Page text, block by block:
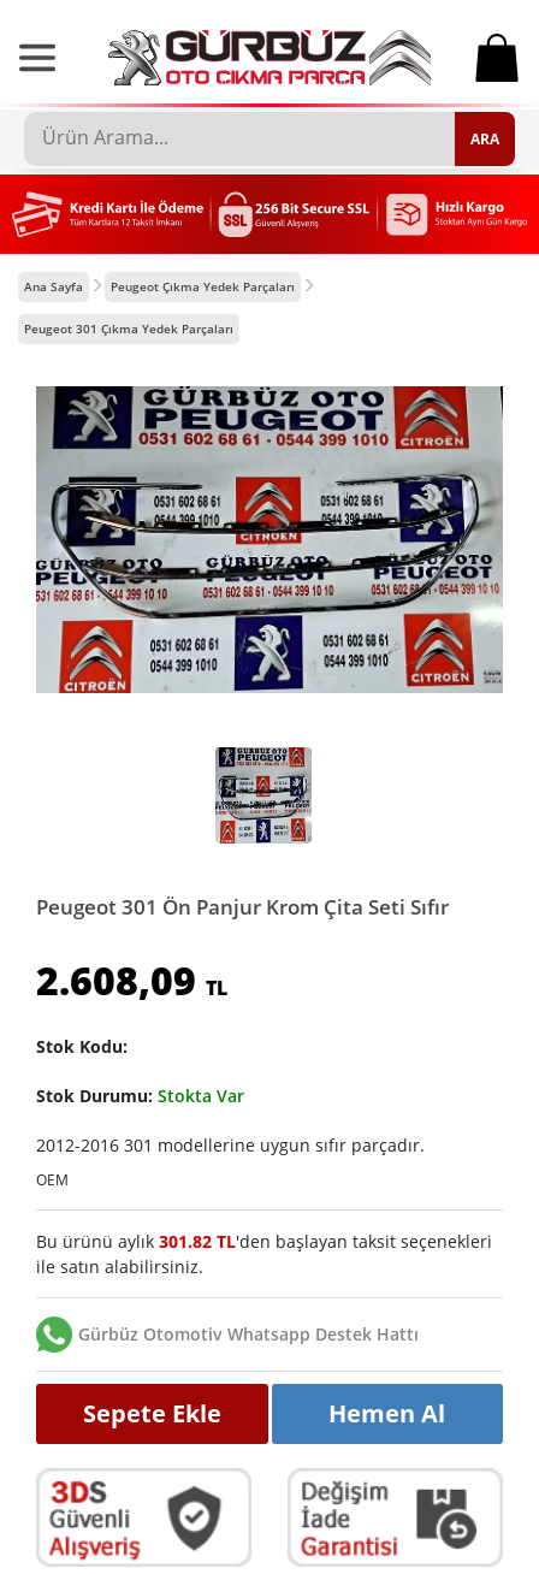
0
ARA
Ana Sayfa Peugeot Çıkma Yedek Parçaları
Peugeot 301 Çıkma Yedek Parçaları
Peugeot 301 Ön Panjur Krom Çita Seti Sıfır
2.608,09 TL
Stok Kodu:
Stok Durumu: Stokta Var
2012-2016 301 modellerine uygun sıfır parçadır.
OEM
Bu ürünü aylık 301.82 TL'den başlayan taksit seçenekleri
ile satın alabilirsiniz.
Gürbüz Otomotiv Whatsapp Destek Hattı
Sepete Ekle Hemen Al